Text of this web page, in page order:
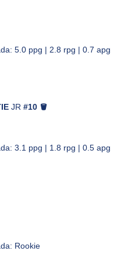
5.0 ppg | 2.8 rpg | 0.7 apg
JR #10 🪣
3.1 ppg | 1.8 rpg | 0.5 apg
Rookie